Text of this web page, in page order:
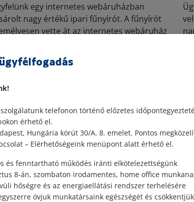
egy internetes webáruházban
nagy értékű ipari fűnyírót. A fűnyírót
vette át az internetes webáruház
végezték az...
Elolvasom
telefonon történő előzetes
érhető el.
Hungária körút 30/A. 8. emelet. Pontos
– Elérhetőségeink menüpont alatt érhető el.
és fenntartható működés iránti elkötelezettségünk
8-án, szombaton irodamentes, home office
hőségre és az energiaellátási rendszer terhelésére
óvjuk munkatársaink egészségét és csökkentjük